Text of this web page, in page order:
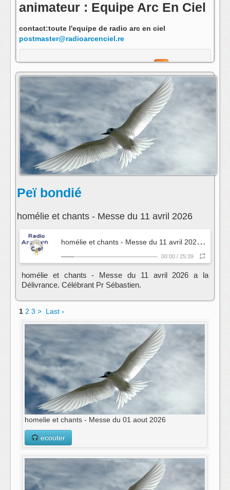
animateur : Equipe Arc En Ciel
contact:toute l'equipe de radio arc en ciel
postmaster@radioarcenciel.re
s'abonner au fil rss de cette emission:
Peï bondié
homélie et chants - Messe du 11 avril 2026
h
omélie et chants - Messe du 11 avril 2026- Peï
00:00 / 25:39
homélie et chants - Messe du 11 avril 2026 a la
Délivrance. Célébrant Pr Sébastien.
1 2 3 > Last ›
homelie et chants - Messe du 01 aout 2026
ecouter